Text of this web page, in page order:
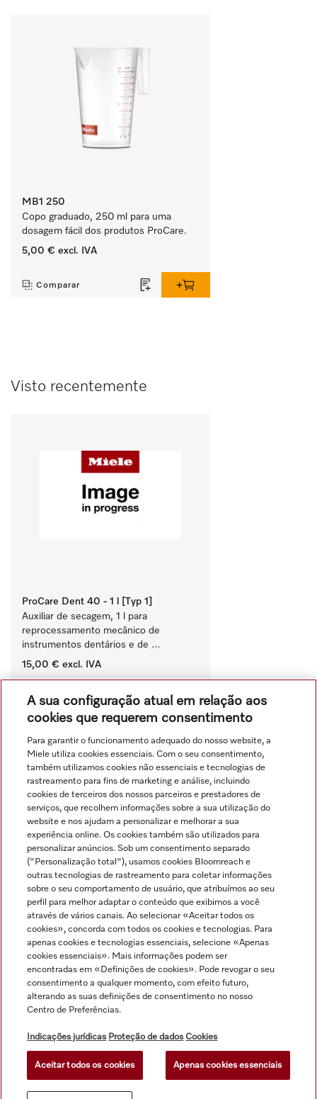
MB1 250
Copo graduado, 250 ml para uma
dosagem fácil dos produtos ProCare.
5,00 € excl. IVA
Comparar
Visto recentemente
ProCare Dent 40 - 1 l [Typ 1]
Auxiliar de secagem, 1 l para
reprocessamento mecânico de
instrumentos dentários e de
transferência.
15,00 € excl. IVA
‏‏‎ ‎
Comparar
Ver tudo
Navegação
Serviço
© Miele & Cie. KG.
A sua configuração atual em relação aos
cookies que requerem consentimento
Para garantir o funcionamento adequado do nosso website, a
Miele utiliza cookies essenciais. Com o seu consentimento,
também utilizamos cookies não essenciais e tecnologias de
rastreamento para fins de marketing e análise, incluindo
cookies de terceiros dos nossos parceiros e prestadores de
serviços, que recolhem informações sobre a sua utilização do
website e nos ajudam a personalizar e melhorar a sua
experiência online. Os cookies também são utilizados para
personalizar anúncios. Sob um consentimento separado
("Personalização total"), usamos cookies Bloomreach e
outras tecnologias de rastreamento para coletar informações
sobre o seu comportamento de usuário, que atribuímos ao seu
perfil para melhor adaptar o conteúdo que exibimos a você
através de vários canais. Ao selecionar «Aceitar todos os
cookies», concorda com todos os cookies e tecnologias. Para
apenas cookies e tecnologias essenciais, selecione «Apenas
cookies essenciais». Mais informações podem ser
encontradas em «Definições de cookies». Pode revogar o seu
consentimento a qualquer momento, com efeito futuro,
alterando as suas definições de consentimento no nosso
Centro de Preferências.
Indicações jurídicas Proteção de dados Cookies
Aceitar todos os cookies Apenas cookies essenciais